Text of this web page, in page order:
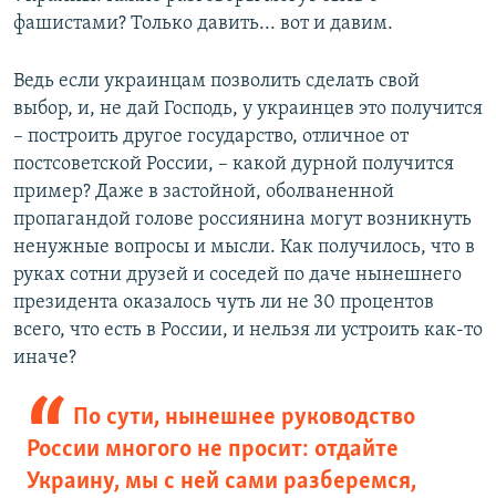
фашистами? Только давить... вот и давим.
Ведь если украинцам позволить сделать свой
выбор, и, не дай Господь, у украинцев это получится
– построить другое государство, отличное от
постсоветской России, – какой дурной получится
пример? Даже в застойной, оболваненной
пропагандой голове россиянина могут возникнуть
ненужные вопросы и мысли. Как получилось, что в
руках сотни друзей и соседей по даче нынешнего
президента оказалось чуть ли не 30 процентов
всего, что есть в России, и нельзя ли устроить как-то
иначе?
По сути, нынешнее руководство
России многого не просит: отдайте
Украину, мы с ней сами разберемся,